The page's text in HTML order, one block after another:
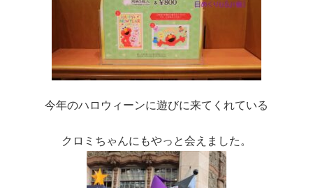
今年のハロウィーンに遊びに来てくれている
クロミちゃんにもやっと会えました。